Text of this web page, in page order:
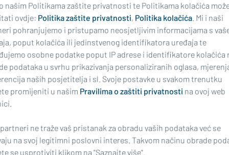
kao mali biser Slavonije,
kada turisti uvide ljepote
našim Politikama zaštite privatnosti te Politikama kolačića
ovdje: Politika zaštite privatnosti, Politika kolačića. Mi i naši
pohranjujemo i pristupamo neosjetljivim informacijama s
poput kolačića ili jedinstvenog identifikatora uređaja te
osobne podatke poput IP adrese i identifikatore kolačića
podataka u svrhu prikazivanja personaliziranih oglasa,
naših posjetitelja i sl. Svoje postavke u svakom trenutku
promijeniti u našim Pravilima o zaštiti privatnosti na ovoj web
ne traže vaš pristanak za obradu vaših podataka već se
na svoj legitimni poslovni interes. Takvom načinu obrade
se usprotiviti klikom na "Saznajte više".